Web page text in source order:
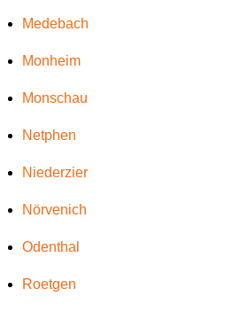
Medebach
Monheim
Monschau
Netphen
Niederzier
Nörvenich
Odenthal
Roetgen